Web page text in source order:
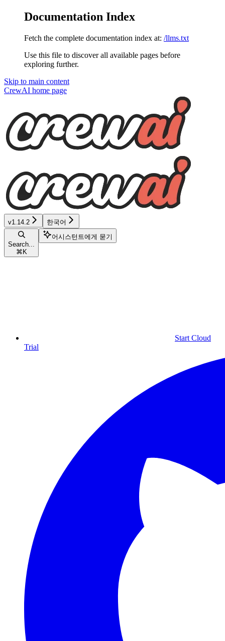
Documentation Index
Fetch the complete documentation index at: /llms.txt
Use this file to discover all available pages before
exploring further.
Skip to main content
CrewAI home page
v1.14.2 한국어
Search...
⌘ K
어시스턴트에게 묻기
Start Cloud
Trial